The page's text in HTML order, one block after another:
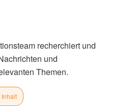
recherchiert und
und
Themen.